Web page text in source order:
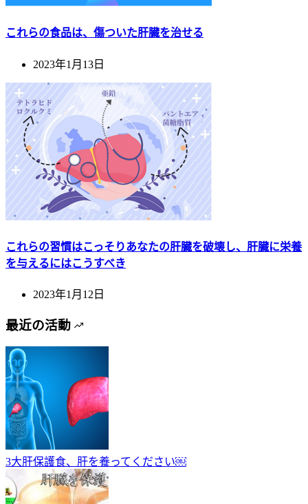
これらの食品は、傷ついた肝臓を治せる
2023年1月13日
これらの習慣はこっそりあなたの肝臓を破壊し、肝臓に栄養
を与えるにはこうすべき
2023年1月12日
最近の活動
3大肝保護食、肝を養ってください￼